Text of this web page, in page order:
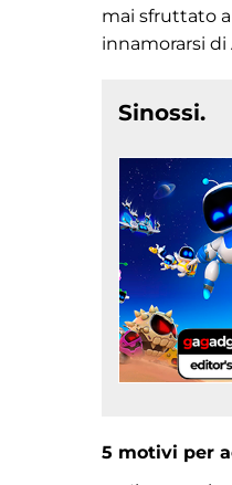
mai sfruttato
innamorarsi di
Sinossi.
5 motivi per